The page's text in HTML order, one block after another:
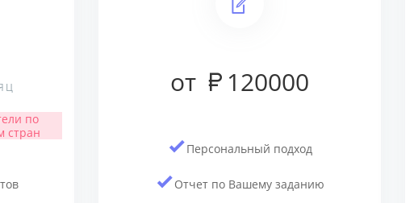
по
стран
от 120000
Персональный подход
Отчет по Вашему заданию